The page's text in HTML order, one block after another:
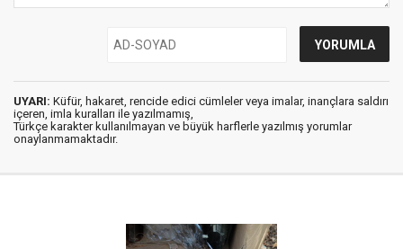
UYARI: Küfür, hakaret, rencide edici cümleler veya imalar, inançlara saldırı
içeren, imla kuralları ile yazılmamış,
Türkçe karakter kullanılmayan ve büyük harflerle yazılmış yorumlar
onaylanmamaktadır.